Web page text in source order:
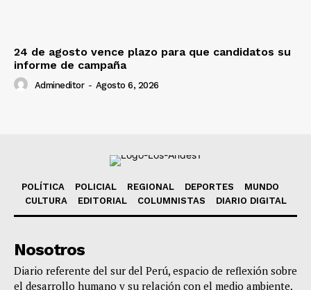
24 de agosto vence plazo para que candidatos su
informe de campaña
Admineditor - Agosto 6, 2026
POLÍTICA POLICIAL REGIONAL DEPORTES
MUNDO
CULTURA
EDITORIAL COLUMNISTAS DIARIO DIGITAL
Nosotros
Diario referente del sur del Perú, espacio de reflexión sobre
el desarrollo humano y su relación con el medio ambiente,